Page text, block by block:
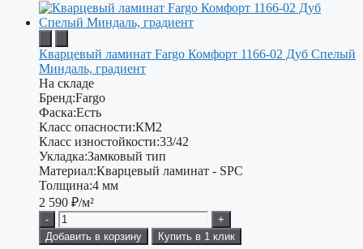
Кварцевый ламинат Fargo Комфорт 1166-02 Дуб Спелый
Миндаль, градиент
На складе
Бренд:Fargo
Фаска:Есть
Класс опасности:КМ2
Класс изностойкости:33/42
Укладка:Замковый тип
Материал:Кварцевый ламинат - SPC
Толщина:4 мм
2 590 ₽/м²
-
+
Добавить в корзину
Купить в 1 клик